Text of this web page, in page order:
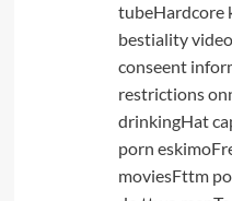
tubeHardcore
bestiality
conseent
restrictions
drinkingHat
porn
moviesFttm